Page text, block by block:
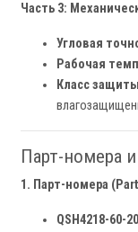
Часть 3:
Угловая
Рабочая
Класс
Парт-номера
1. Парт-номера
QSH4218-60-